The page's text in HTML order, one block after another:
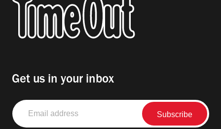
Get us in your inbox
Email
address